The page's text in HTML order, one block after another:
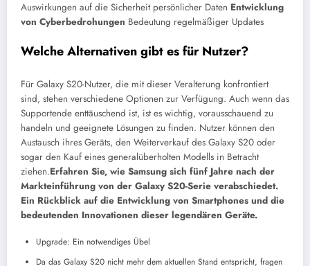
Auswirkungen auf die Sicherheit persönlicher Daten Entwicklung
von Cyberbedrohungen Bedeutung regelmäßiger Updates
Welche Alternativen gibt es für Nutzer?
Für Galaxy S20-Nutzer, die mit dieser Veralterung konfrontiert
sind, stehen verschiedene Optionen zur Verfügung. Auch wenn das
Supportende enttäuschend ist, ist es wichtig, vorausschauend zu
handeln und geeignete Lösungen zu finden. Nutzer können den
Austausch ihres Geräts, den Weiterverkauf des Galaxy S20 oder
sogar den Kauf eines generalüberholten Modells in Betracht
ziehen.Erfahren Sie, wie Samsung sich fünf Jahre nach der
Markteinführung von der Galaxy S20-Serie verabschiedet.
Ein Rückblick auf die Entwicklung von Smartphones und die
bedeutenden Innovationen dieser legendären Geräte.
Upgrade: Ein notwendiges Übel
Da das Galaxy S20 nicht mehr dem aktuellen Stand entspricht, fragen